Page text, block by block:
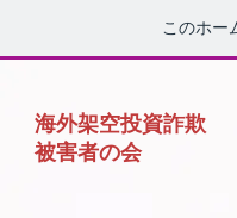
このホー
海外架空投資詐欺
被害者の会